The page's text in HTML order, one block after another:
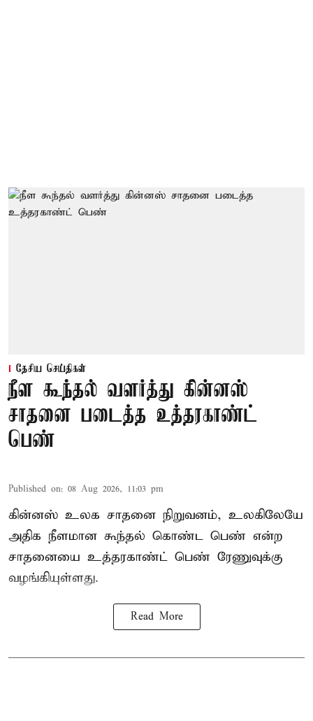
தேசிய செய்திகள்
நீள கூந்தல் வளர்த்து கின்னஸ்
சாதனை படைத்த உத்தரகாண்ட்
பெண்
Published on: 08 Aug 2026, 11:03 pm
கின்னஸ் உலக சாதனை நிறுவனம், உலகிலேயே
அதிக நீளமான கூந்தல் கொண்ட பெண் என்ற
சாதனையை உத்தரகாண்ட் பெண் ரேணுவுக்கு
வழங்கியுள்ளது.
Read More